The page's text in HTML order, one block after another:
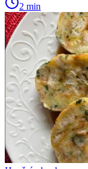
2 min